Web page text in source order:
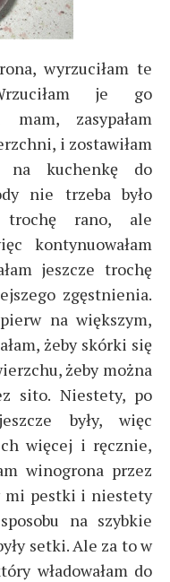
wyrzuciłam te
je go
zasypałam
i zostawiłam
na kuchenkę do
nie trzeba było
trochę rano, ale
kontynuowałam
jeszcze trochę
zgęstnienia.
na większym,
żeby skórki się
żeby można
sito. Niestety, po
były, więc
więcej i ręcznie,
winogrona przez
mi pestki i niestety
na szybkie
setki. Ale za to w
władowałam do